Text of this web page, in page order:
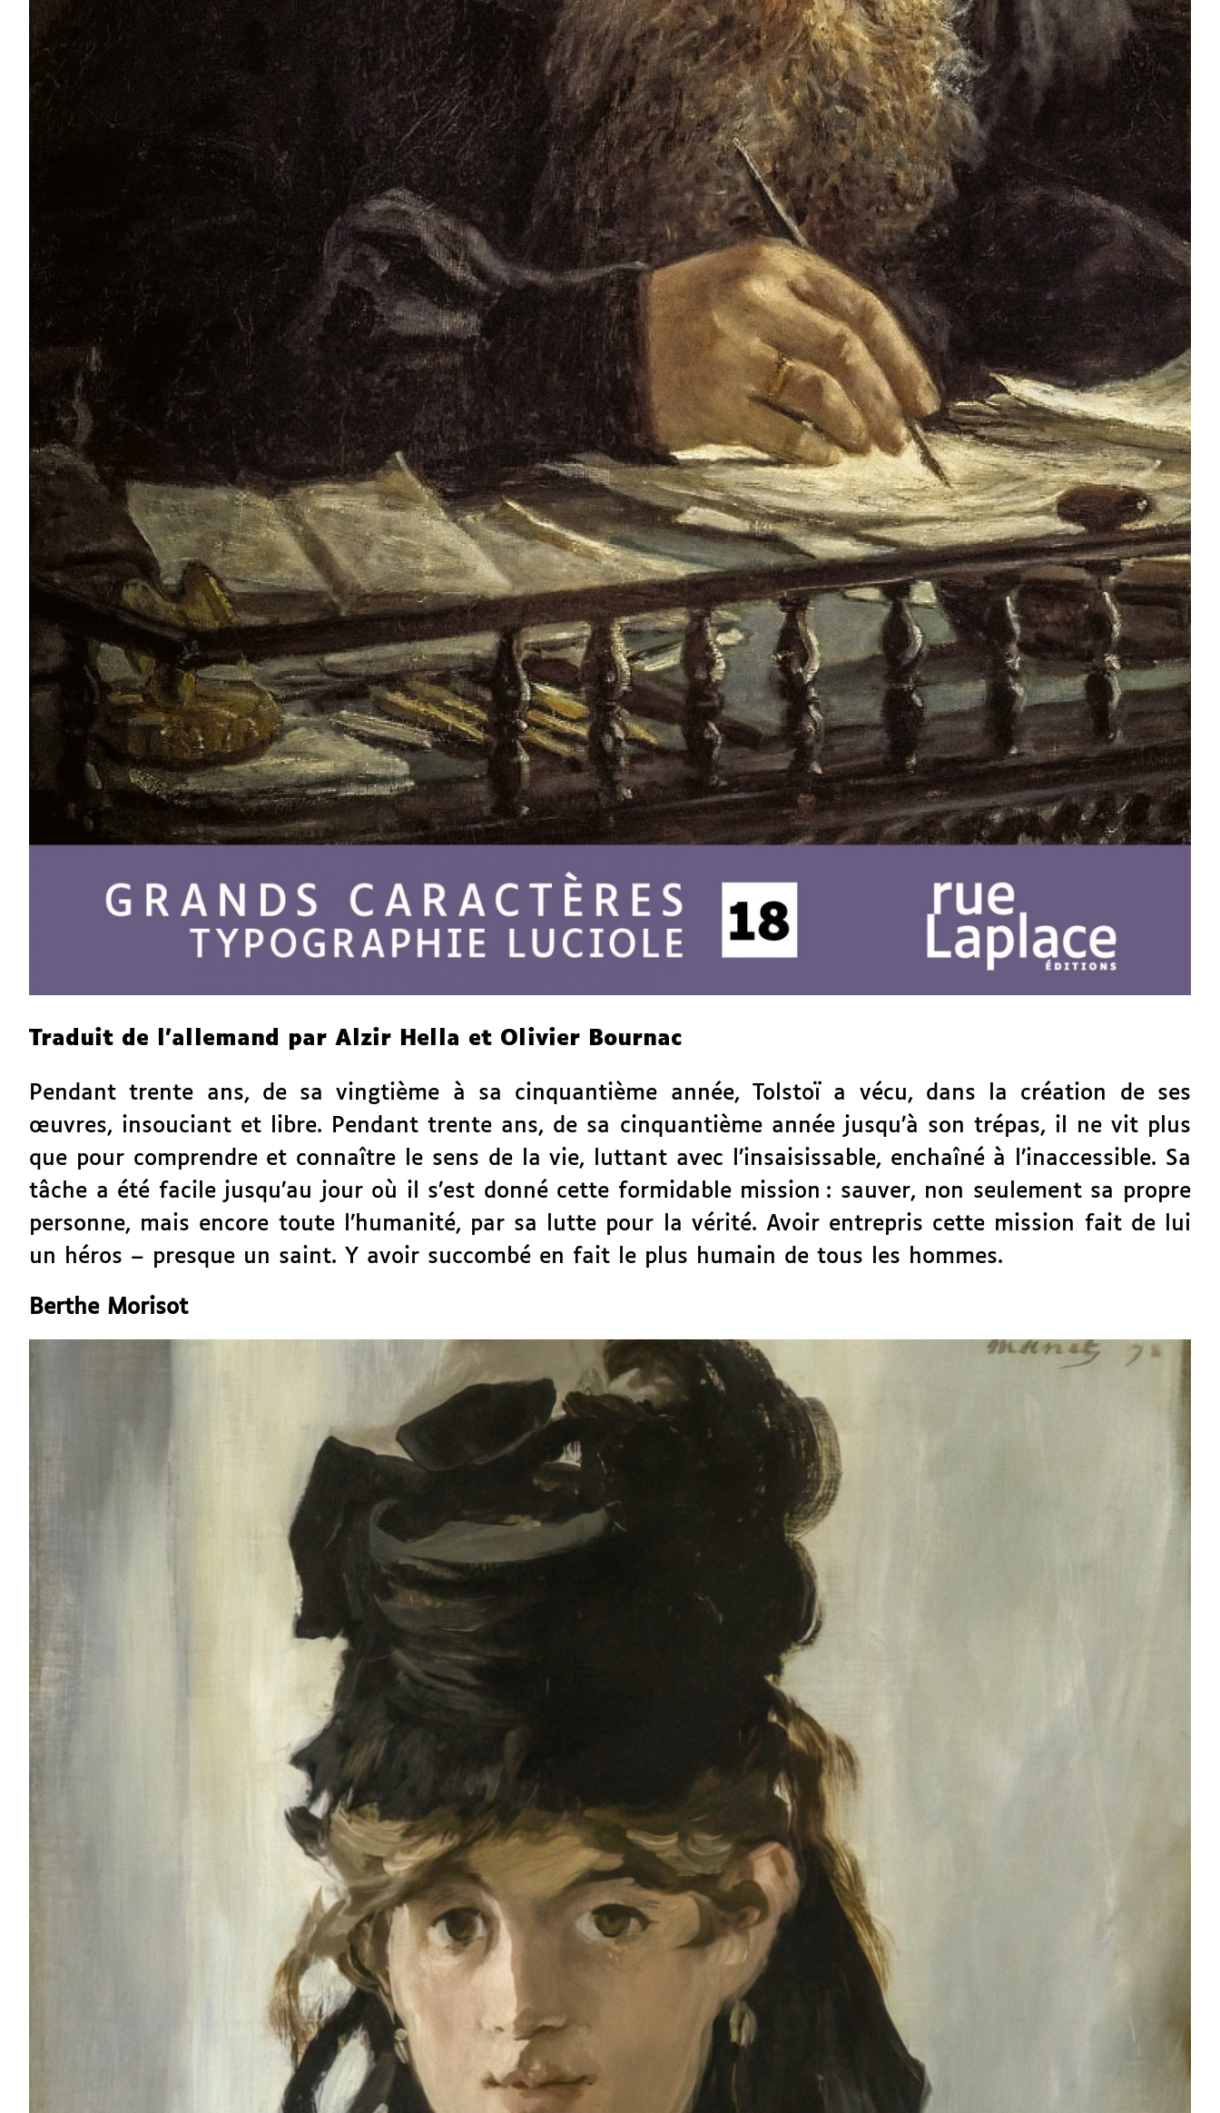
Traduit de l’allemand par Alzir Hella et Olivier Bournac
Pendant trente ans, de sa vingtième à sa cinquantième année, Tolstoï a vécu, dans la création de ses
œuvres, insouciant et libre. Pendant trente ans, de sa cinquantième année jusqu’à son trépas, il ne vit plus
que pour comprendre et connaître le sens de la vie, luttant avec l’insaisissable, enchaîné à l’inaccessible. Sa
tâche a été facile jusqu’au jour où il s’est donné cette formidable mission : sauver, non seulement sa propre
personne, mais encore toute l’humanité, par sa lutte pour la vérité. Avoir entrepris cette mission fait de lui
un héros – presque un saint. Y avoir succombé en fait le plus humain de tous les hommes.
Berthe Morisot